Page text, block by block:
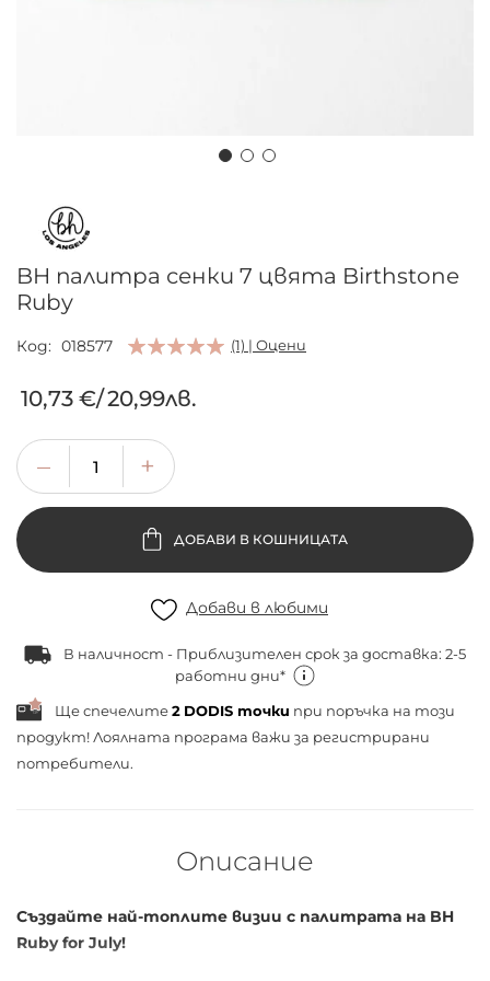
началото
галерия
със
снимки
BH палитра сенки 7 цвята Birthstone
Ruby
Код 018577 (1) | Оцени
10,73 €/20,99лв.
ДОБАВИ В КОШНИЦАТА
Добави в любими
В наличност - Приблизителен срок за доставка: 2-5
работни дни*
Ще спечелите2 DODIS точки при поръчка на този
продукт! Лоялната програма важи за регистрирани
потребители.
Описание
Създайте най-топлите визии с палитрата на BH
Ruby for July!